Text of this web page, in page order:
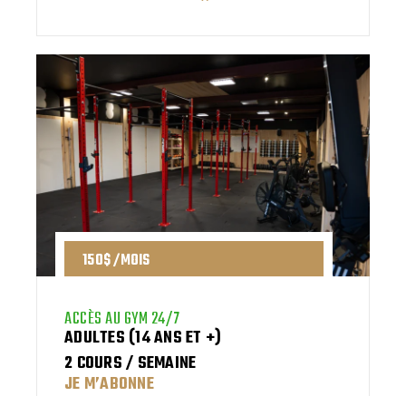
150$ /MOIS
ACCÈS AU GYM 24/7
ADULTES (14 ANS ET +)
2 COURS / SEMAINE
JE M’ABONNE